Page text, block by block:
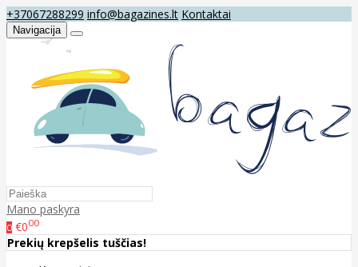
+37067288299 info@bagazines.lt Kontaktai
Navigacija
Mano paskyra
0 €000
Prekių krepšelis tuščias!